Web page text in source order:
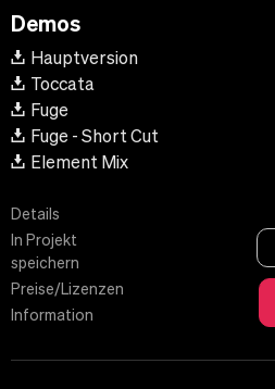
Demos
Hauptversion
Toccata
Fuge
Fuge - Short Cut
Element Mix
Details
In Projekt
speichern
Preise/Lizenzen
Information